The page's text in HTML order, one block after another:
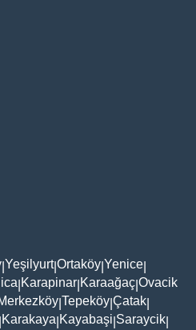
Yeşilyurt|Ortaköy Yenice
Karapinar Karaağaç Ovacik
Tepeköy Çatak
Karakaya Kayabaşi Saraycik